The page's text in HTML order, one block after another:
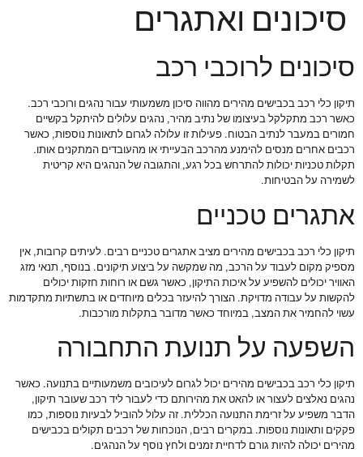
סיכונים ואתגרים
סיכונים לרוכבי רכב
תיקון כלי רכב בכבישים מהירים מהווה סיכון משמעותי עבור נהגים ורוכבי רכב.
כאשר רכב מתקלקל בעיצומו של נתיב מהיר, נהגים עלולים להיתקל בקשיים
חמורים במעבר לנתיב הבטוח. פעילות זו עלולה לגרום לתאונות נוספות, כאשר
רכבים אחרים מנסים להימנע מהרכב הבעייתי או מהעובדים המתקנים אותו.
תקלות טכניות יכולות להתרחש בכל רגע, והתגובה של הנהגים היא קריטית
לשמירה על הבטיחות.
אתגרים טכניים
תיקון כלי רכב בכבישים מהירים מציב אתגרים טכניים רבים. לעיתים קרובות, אין
מספיק מקום לעבוד על הרכב, מה שמקשה על ביצוע תיקונים. בנוסף, תנאי מזג
האוויר יכולים להשפיע על איכות התיקון, כאשר גשם או רוחות חזקות יכולים
להקשות על עבודה מדויקת. הצורך להיעזר בכלים מיוחדים או בתשתיות מתקדמות
עשוי להחמיר את המצב, במיוחד כאשר מדובר בתקלות מורכבות.
השפעה על תנועת התחבורה
תיקון כלי רכב בכבישים מהירים יכול לגרום לעיכובים משמעותיים בתנועה. כאשר
נהגים נאלצים לעצור או להאט את מהירותם כדי לעבור ליד רכב שעובר תיקון,
הדבר משפיע על זרימת התנועה הכללית. זה עלול להוביל לבעיות נוספות, כמו
פקקים ותאונות נוספות. במקרים רבים, הנוכחות של רכבים תקולים בכבישים
מהירים יכולה להיות גורם לדחיית זמנים ולחץ נוסף על הנהגים.